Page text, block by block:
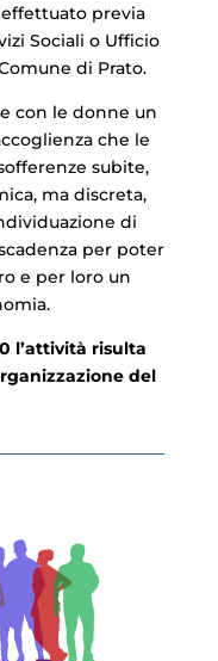
effettuato previa
Sociali o Ufficio
di Prato.
con le donne un
che le
subite,
ma discreta,
di
per poter
e per loro un
l’attività risulta
del